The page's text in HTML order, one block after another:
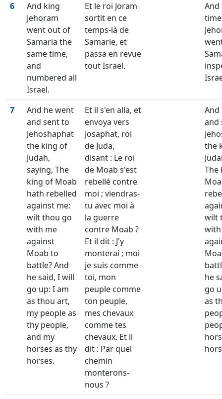
6
And king
Jehoram
went out of
Samaria the
same time,
and
numbered all
Israel.
Et le roi Joram
sortit en ce
temps-là de
Samarie, et
passa en revue
tout Israël.
7
And he went
and sent to
Jehoshaphat
the king of
Judah,
saying, The
king of Moab
hath rebelled
against me:
wilt thou go
with me
against
Moab to
battle? And
he said, I will
go up: I am
as thou art,
my people as
thy people,
and my
horses as thy
horses.
Et il s'en alla, et
envoya vers
Josaphat, roi
de Juda,
disant : Le roi
de Moab s'est
rebellé contre
moi ; viendras-
tu avec moi à
la guerre
contre Moab ?
Et il dit : J'y
monterai ; moi
je suis comme
toi, mon
peuple comme
ton peuple,
mes chevaux
comme tes
chevaux. Et il
dit : Par quel
chemin
monterons-
nous ?
And
and
the
The
wilt
he
go
as